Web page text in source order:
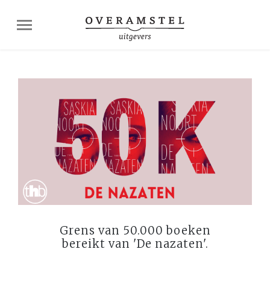
Grens van 50.000 boeken
bereikt van 'De nazaten'.